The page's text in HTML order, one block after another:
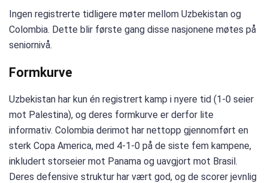
Ingen registrerte tidligere møter mellom Uzbekistan og
Colombia. Dette blir første gang disse nasjonene møtes på
seniornivå.
Formkurve
Uzbekistan har kun én registrert kamp i nyere tid (1-0 seier
mot Palestina), og deres formkurve er derfor lite
informativ. Colombia derimot har nettopp gjennomført en
sterk Copa America, med 4-1-0 på de siste fem kampene,
inkludert storseier mot Panama og uavgjort mot Brasil.
Deres defensive struktur har vært god, og de scorer jevnlig